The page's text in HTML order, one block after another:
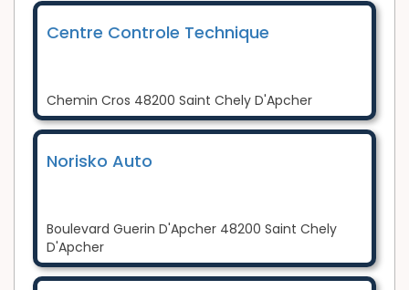
Centre Controle Technique
Chemin Cros 48200 Saint Chely D'Apcher
Norisko Auto
Boulevard Guerin D'Apcher 48200 Saint Chely
D'Apcher